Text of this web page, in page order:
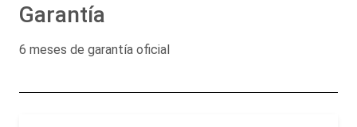
Garantía
6 meses de garantía oficial